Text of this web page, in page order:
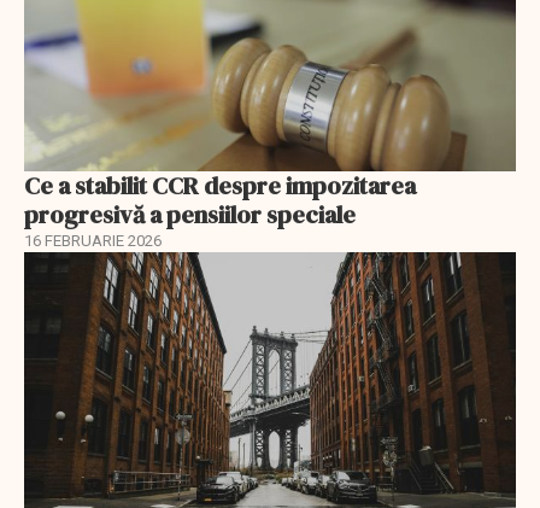
Ce a stabilit CCR despre impozitarea
progresivă a pensiilor speciale
16 FEBRUARIE 2026